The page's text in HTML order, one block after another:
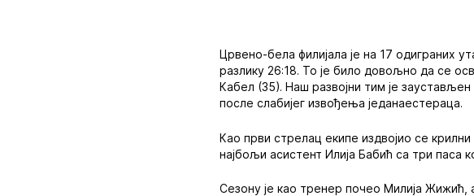
Црвено-бела филијала је на 17 одиграних
разлику 26:18. То је било довољно да се
Кабел (35). Наш развојни тим је
после слабијег извођења једанаестераца.
Као први стрелац екипе издвојио се
најбољи асистент Илија Бабић са три паса
Сезону је као тренер почео Милија